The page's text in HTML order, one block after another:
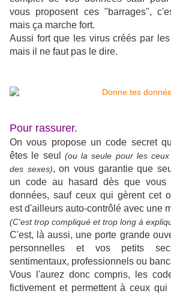
vous proposent ces "barrages",
mais ça marche fort.
Aussi fort que les virus créés par
mais il ne faut pas le dire.
Pour rassurer.
On vous propose un code secret
êtes le seul (ou la seule pour les
des sexes), on vous garantie que
un code au hasard dès que vous
données, sauf ceux qui gèrent cet
est d'ailleurs auto-contrôlé avec une
(C'est trop compliqué et trop long à
C'est, là aussi, une porte grande
personnelles et vos petits
sentimentaux, professionnels ou
Vous l'aurez donc compris, les
fictivement et permettent à ceux